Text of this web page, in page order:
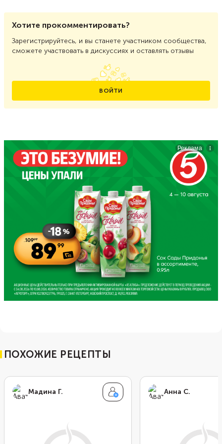
Хотите прокомментировать?
Зарегистрируйтесь, и вы станете участником сообщества,
сможете участвовать в дискуссиях и оставлять отзывы
ВОЙТИ
ПОХОЖИЕ РЕЦЕПТЫ
Мадина Г. Анна С.